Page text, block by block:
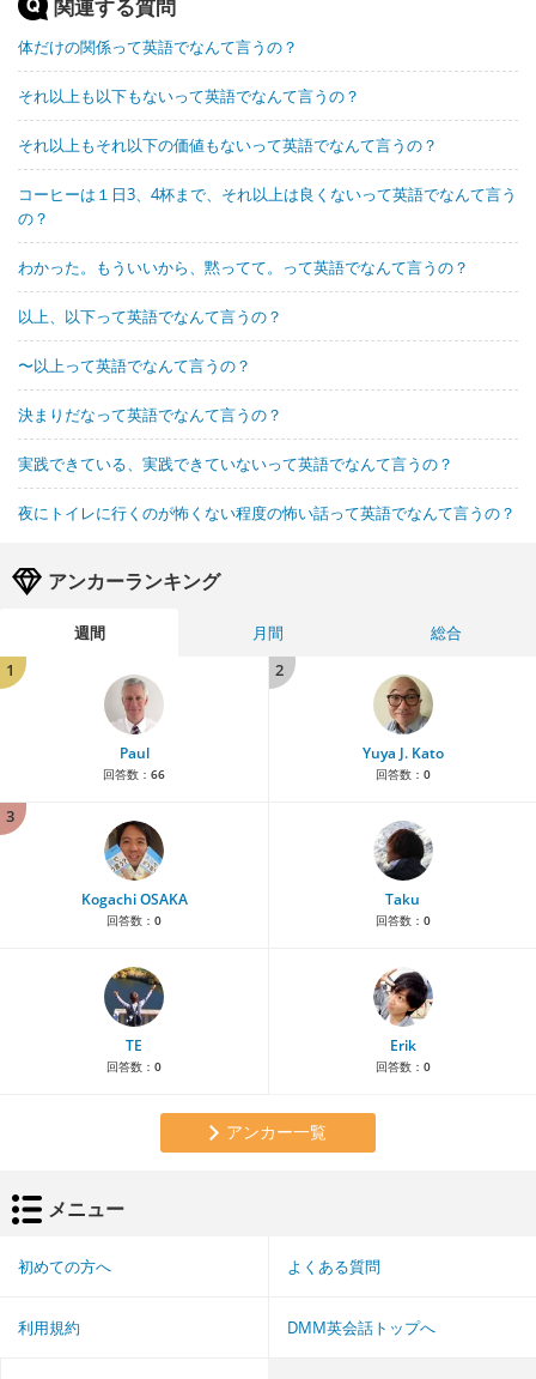
関連する質問
体だけの関係って英語でなんて言うの？
それ以上も以下もないって英語でなんて言うの？
それ以上もそれ以下の価値もないって英語でなんて言うの？
コーヒーは１日3、4杯まで、それ以上は良くないって英語でなんて言う
の？
わかった。もういいから、黙ってて。って英語でなんて言うの？
以上、以下って英語でなんて言うの？
〜以上って英語でなんて言うの？
決まりだなって英語でなんて言うの？
実践できている、実践できていないって英語でなんて言うの？
夜にトイレに行くのが怖くない程度の怖い話って英語でなんて言うの？
アンカーランキング
週間 月間
総合
1
Paul
回答数： 66
2
Yuya J. Kato
回答数： 0
3
Kogachi OSAKA
回答数： 0
Taku
回答数： 0
TE
回答数： 0
Erik
回答数： 0
アンカー一覧
メニュー
初めての方へ よくある質問
利用規約 DMM英会話トップへ